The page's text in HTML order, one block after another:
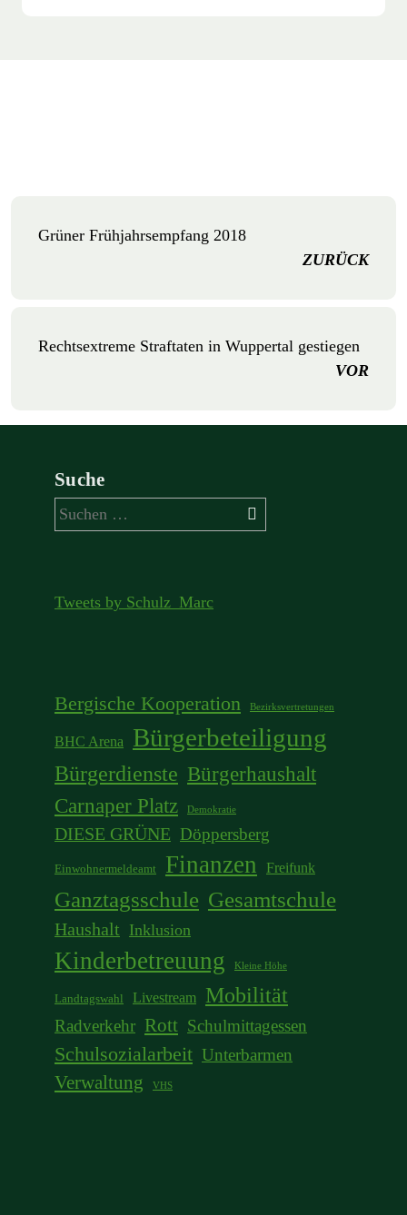
Grüner Frühjahrsempfang 2018
ZURÜCK
Rechtsextreme Straftaten in Wuppertal gestiegen
VOR
Suche
Suchen
nach:
Tweets by Schulz_Marc
Bergische Kooperation Bezirksvertretungen
BHC Arena Bürgerbeteiligung
Bürgerdienste Bürgerhaushalt
Carnaper Platz
Demokratie
DIESE GRÜNE Döppersberg
Einwohnermeldeamt Finanzen Freifunk
Ganztagsschule Gesamtschule
Haushalt Inklusion
Kinderbetreuung Kleine Höhe
Landtagswahl Livestream Mobilität
Radverkehr Rott Schulmittagessen
Schulsozialarbeit Unterbarmen
Verwaltung VHS